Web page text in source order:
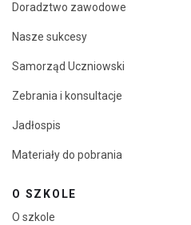
Doradztwo zawodowe
Nasze sukcesy
Samorząd Uczniowski
Zebrania i konsultacje
Jadłospis
Materiały do pobrania
O SZKOLE
O szkole